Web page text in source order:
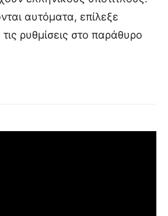
αυτόματα, επίλεξε
ρυθμίσεις στο παράθυρο